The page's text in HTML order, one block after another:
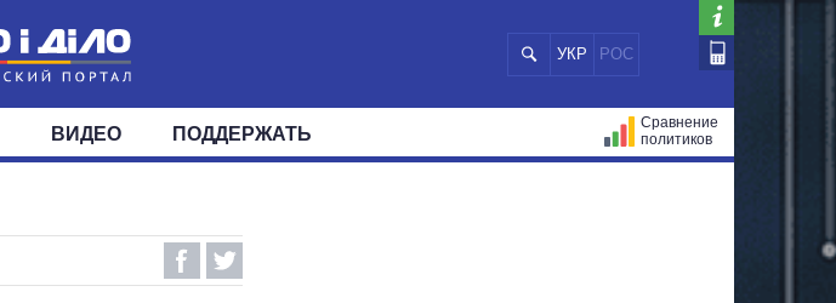
УКР РОС
МИР
ОКРУГА
ВИДЕО ПОДДЕРЖАТЬ
Сравнение
политиков